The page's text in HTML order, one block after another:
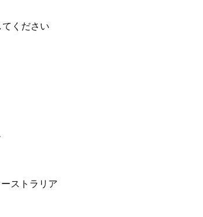
ください